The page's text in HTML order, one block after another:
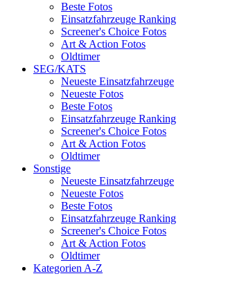
Beste Fotos
Einsatzfahrzeuge Ranking
Screener's Choice Fotos
Art & Action Fotos
Oldtimer
SEG/KATS
Neueste Einsatzfahrzeuge
Neueste Fotos
Beste Fotos
Einsatzfahrzeuge Ranking
Screener's Choice Fotos
Art & Action Fotos
Oldtimer
Sonstige
Neueste Einsatzfahrzeuge
Neueste Fotos
Beste Fotos
Einsatzfahrzeuge Ranking
Screener's Choice Fotos
Art & Action Fotos
Oldtimer
Kategorien A-Z